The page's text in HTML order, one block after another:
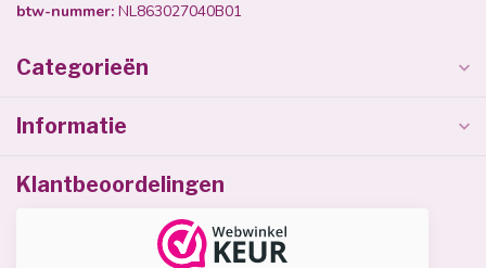
btw-nummer: NL863027040B01
Categorieën
Informatie
Klantbeoordelingen